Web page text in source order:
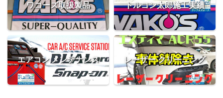
ワコーズ取扱製品 トルコン太郎施工実績
エアコン メンテナンス レーザー クリーニング